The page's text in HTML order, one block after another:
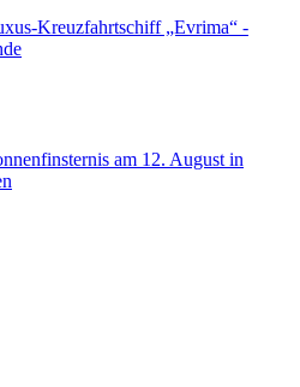
Kreuzfahrtschiff „Evrima“ -
am 12. August in